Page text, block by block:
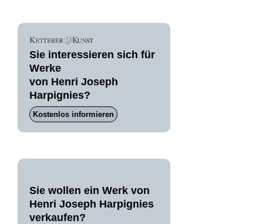
Sie interessieren sich für
Werke
von Henri Joseph
Harpignies?
Kostenlos informieren
Sie wollen ein Werk von
Henri Joseph Harpignies
verkaufen?